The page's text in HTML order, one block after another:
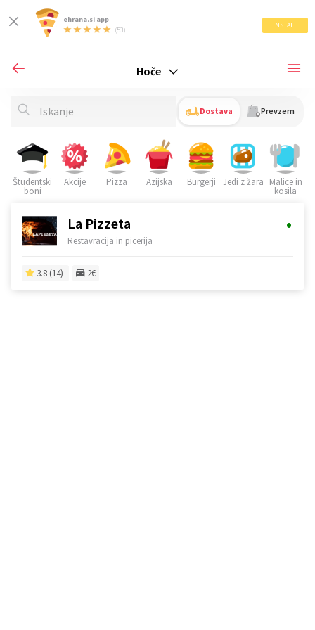
ehrana.si app
(53)
INSTALL
Hoče
Dostava Prevzem
Študentski
boni
Akcije Pizza Azijska Burgerji Jedi z žara Malice in
kosila
La Pizzeta •
Restavracija in picerija
3.8 (14) 2€